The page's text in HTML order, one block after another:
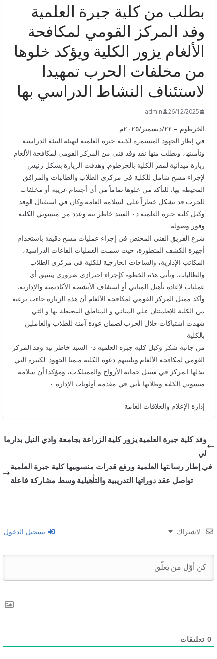
بطلب من كلية جبرة العلمية
وفد المركز القومي لمكافحة
الألغام يزور الكلية ويؤكد خلوها
من مخلفات الحرب تمهيدا
لاستئناف النشاط الدراسي بها
26/12/2025
admin
الخرطوم – ٢٣/ديسمبر/٢٠٢٥م
في إطار الجهود المستمرة لكلية جبرة العلمية لتهيئة البيئة الدراسية
وتأمينها، وبطلب منها نفذ وفد فني من المركز القومي لمكافحة الألغام
زيارة ميدانية لمقر الكلية بالخرطوم. وهدفت الزيارة بشكل رئيس
لإجراء مسح شامل للكلية في مركزي الطلاب والطالبات والمرافق
المحيطة بها، للتأكد من خلوها تماماً من أي أجسام غريبة أو مخلفات
للحرب قد تشكل خطراً على السلامة العامة.وكان في استقبال الوفد
وكيل كلية جبرة العلمية د٠ السيد خاطر تيه وعدد من منسوبي الكلية
وفور وصوله
شرع الفريق الفني المختص في إجراء عمليات مسح دقيقة باستخدام
أجهزة الكشف المتطورة، حيث شملت العمليات القاعات الدراسية،
المكاتب الإدارية، والساحات الخارجية للكلية في مركزي الطلاب
والطالبات. وتأتي هذه الخطوة كإجراء احترازي ضروري يسبق أي
عمليات لإعادة تأهيل المباني أو استئناف الأنشطة الأكاديمية والإدارية.
وأكد ممثل المركز القومي لمكافحة الألغام أن هذه الزيارة جاءت برغبة
من الكلية للإطمئنان علي المباني و المناطق المحيطة بها و التي
شهدت اشتباكات خلال الحرب لضمان عودة آمنة للطلاب والعاملين
بالكلية
من جانبه شكر وكيل كلية جبرة العلمية د٠ السيد خاطر تيه وفد المركز
القومي لمكافحة الألغام وتلبيتهم دعوة الكلية مثمنا الجهود الكبيرة التي
يبذلها المركز في سبيل حماية الأرواح والممتلكات، ومؤكدا أن سلامة
منسوبي الكلية وطلابها تأتي في مقدمة أولويات الإدارة ٠
إدارة الإعلام والعلاقات العامة
وفد كلية جبرة العلمية يزور كلية الزراعة بجامعة وادي النيل بدارما
لي
في إطار رسالتها العلمية ورفع قدرات منسوبيها كلية جبرة العلمية
تواصل عقد دوراتها التدريبية والتأهيلية وسط مشاركة فاعلة
الاشتراك تسجيل الدخول
0 تعليقات